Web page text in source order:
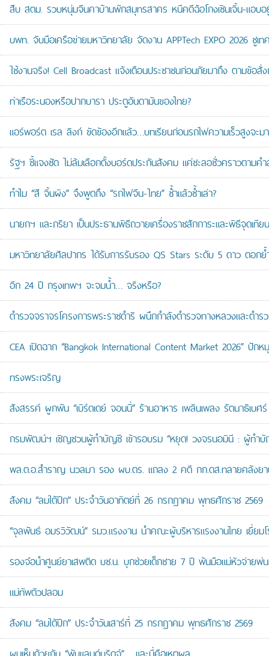
สืบ สตม. รวบหนุ่มจีนคาบ้านพักสมุทรสาคร หนีคดีฉ้อโกงเซินเจิ้น-แอบอ
บพท. จับมือเครือข่ายมหาวิทยาลัย จัดงาน APPTech EXPO 2026 ชูเ
ใช้งานจริง! Cell Broadcast แจ้งเตือนประชาชนก่อนภัยมาถึง ตามข้อสั่
ท่าเรือระนองหรือปากบารา ประตูอันดามันของไทย?
แอร์พอร์ต เรล ลิงก์ ขัดข้องอีกแล้ว…บทเรียนก่อนรถไฟความเร็วสูงจะม
รัฐฯ ชี้แจงชัด ไม่ล้มเลือกตั้งบอร์ดประกันสังคม แค่ชะลอชั่วคราวตามค
ทำไม “สี จิ้นผิง” จึงพูดถึง “รถไฟจีน-ไทย” ซ้ำแล้วซ้ำเล่า?
นายกฯ และภริยา เป็นประธานพิธีถวายเครื่องราชสักการะและพิธีจุดเ
มหาวิทยาลัยศิลปากร ได้รับการรับรอง QS Stars ระดับ 5 ดาว ตอก
อีก 24 ปี กรุงเทพฯ จะจมน้ำ… จริงหรือ?
ตำรวจจราจรโครงการพระราชดำริ ผนึกกำลังตำรวจทางหลวงและตำ
CEA เปิดฉาก “Bangkok International Content Market 2026” ปั
ทรงพระเจริญ
สังสรรค์ ผูกพัน “เบิร์ดเดย์ จอนนี่” ร้านอาหาร เพลินเพลง รัตนาธิเบศ
กรมพัฒน์ฯ เชิญชวนผู้ทำบัญชี เข้ารอบรม “หยุด! วงจรนอมินี : ผู้ทำ
พล.ต.อ.สำราญ นวลมา รอง ผบ.ตร. แถลง 2 คดี กก.ดส.ทลายคลังย
สังคม “ลมใต้ปีก” ประจำวันอาทิตย์ที่ 26 กรกฎาคม พุทธศักราช 2569
“จุลพันธ์ อมรวิวัฒน์” รมว.แรงงาน นำคณะผู้บริหารแรงงานไทย เยี่ยม
รองจ๋อนำศูนย์ยาเสพติด บช.น. บุกช่วยเด็กชาย 7 ปี พ้นมือแม่หัวจ่ายพ่น
แม่ทัพตัวปลอม
สังคม “ลมใต้ปีก” ประจำวันเสาร์ที่ 25 กรกฎาคม พุทธศักราช 2569